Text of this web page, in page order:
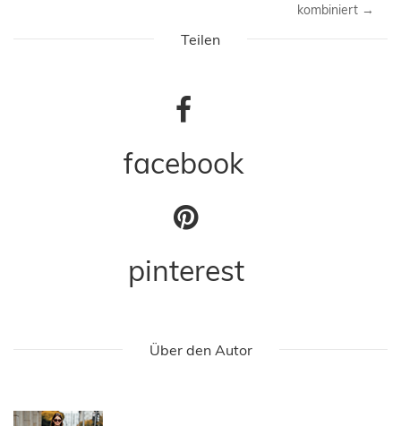
kombiniert →
Teilen
facebook
pinterest
Über den Autor